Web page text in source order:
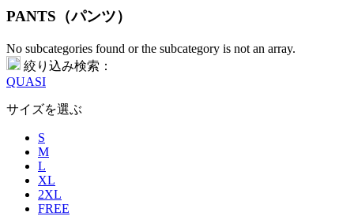
PANTS（パンツ）
No subcategories found or the subcategory is not an array.
絞り込み検索：
QUASI
サイズを選ぶ
S
M
L
XL
2XL
FREE